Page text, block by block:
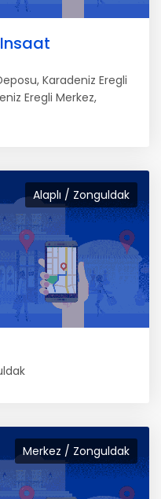
Karadeniz Eregli
Eregli Merkez,
Alaplı / Zonguldak
Merkez / Zonguldak